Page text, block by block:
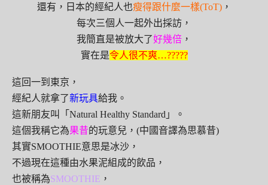
還有，日本的經紀人也瘦得跟什麼一樣(ToT)，
每次三個人一起外出採訪，
我簡直是被放大了好幾倍 ，
實在是令人很不爽…?????
這回一到東京，
經紀人就拿了新玩具給我。
這新朋友叫「Natural Healthy Standard」。
這個我稱它為果昔的玩意兒，(中國音譯為思慕昔)
其實SMOOTHIE意思是冰沙，
不過現在這種由水果泥組成的飲品，
也被稱為SMOOTHIE ，